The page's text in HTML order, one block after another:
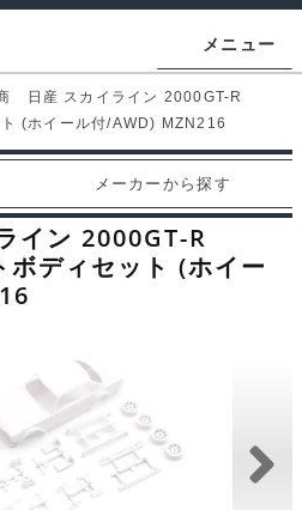
メニュー
日産 スカイライン 2000GT-R
(ホイール付/AWD) MZN216
メーカーから探す
イン 2000GT-R
ディセット (ホイー